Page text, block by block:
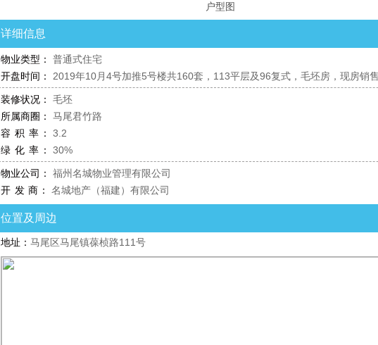
户型图
详细信息
物业类型：
普通式住宅
开盘时间：
2019年10月4号加推5号楼共160套，113平层及96复式，毛坯房，现房销售
装修状况：
毛坯
所属商圈：
马尾君竹路
容 积 率：
3.2
绿 化 率：
30%
物业公司：
福州名城物业管理有限公司
开 发 商：
名城地产（福建）有限公司
位置及周边
地址： 马尾区马尾镇葆桢路111号